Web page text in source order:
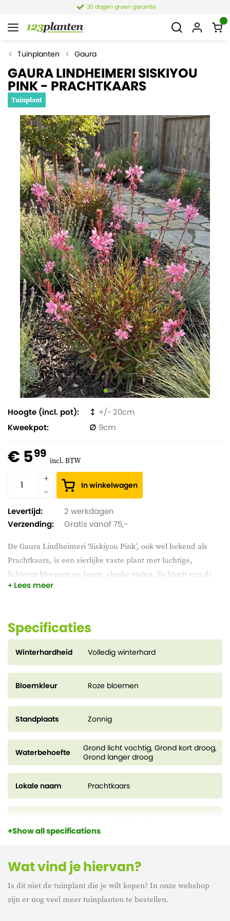
30 dagen groen garantie
Tuinplanten Gaura
GAURA LINDHEIMERI SISKIYOU
PINK - PRACHTKAARS
Tuinplant
De Gaura Lindheimeri ‘Siskiyou Pink’, ook wel bekend als
Prachtkaars, is een sierlijke vaste plant met luchtige,
lichtroze bloemen op lange, slanke stelen. Ze bloeit van de
late lente tot ver in de herfst en geeft een speels en zwevend
trekt vlinders en bijen aan, waardoor het een echte
blikvanger is in de tuin.
Lees meer
Hoogte (incl. pot)
20
Kweekpot
9
€ 599 incl. BTW
In winkelwagen
Levertijd:
2 werkdagen
Verzending:
Gratis vanaf 75,-
Specificaties
Winterhardheid Volledig winterhard
Bloemkleur Roze bloemen
Standplaats Zonnig
Waterbehoefte
Grond licht vochtig, Grond kort droog,
Grond langer droog
Lokale naam Prachtkaars
Hoogte 20 cm
Show all specifications
Wat vind je hiervan?
Is dit niet de tuinplant die je wilt kopen? In onze webshop
zijn er nog veel meer tuinplanten te bestellen.